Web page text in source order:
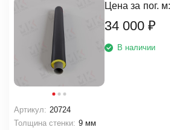
Цена за пог. м:
34 000 ₽
В наличии
Артикул: 20724
Толщина стенки: 9 мм